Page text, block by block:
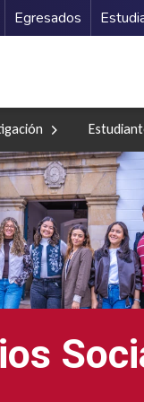
Egresados